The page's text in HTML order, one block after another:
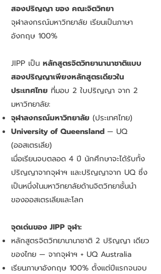
สองปริญญา ของ คณะจิตวิทยา
จุฬาลงกรณ์มหาวิทยาลัย เรียนเป็นภาษา
อังกฤษ 100%
JIPP เป็น หลักสูตรจิตวิทยานานาชาติแบบ
สองปริญญาเพียงหลักสูตรเดียวใน
ประเทศไทย ที่มอบ 2 ใบปริญญา จาก 2
มหาวิทยาลัย:
จุฬาลงกรณ์มหาวิทยาลัย (ประเทศไทย)
University of Queensland — UQ
(ออสเตรเลีย)
เมื่อเรียนจบตลอด 4 ปี นักศึกษาจะได้รับทั้ง
ปริญญาจากจุฬาฯ และปริญญาจาก UQ ซึ่ง
เป็นหนึ่งในมหาวิทยาลัยด้านจิตวิทยาชั้นนำ
ของออสเตรเลียและโลก
จุดเด่นของ JIPP จุฬา:
หลักสูตรจิตวิทยานานาชาติ 2 ปริญญา เดียว
ของไทย — จากจุฬาฯ + UQ Australia
เรียนภาษาอังกฤษ 100% ตั้งแต่ปีแรกจนจบ